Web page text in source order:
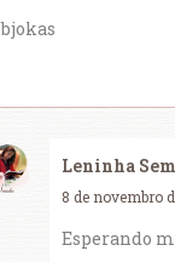
bjokas
Leninha
8 de novembro
Esperando